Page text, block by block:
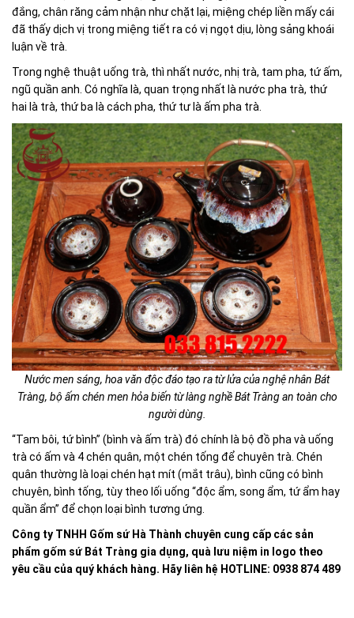
đắng, chân răng cảm nhận như chặt lại, miệng chép liền mấy cái
đã thấy dịch vị trong miệng tiết ra có vị ngọt dịu, lòng sảng khoái
luận về trà.
Trong nghệ thuật uống trà, thì nhất nước, nhị trà, tam pha, tứ ấm,
ngũ quần anh. Có nghĩa là, quan trọng nhất là nước pha trà, thứ
hai là trà, thứ ba là cách pha, thứ tư là ấm pha trà.
Nước men sáng, hoa văn độc đáo tạo ra từ lửa của nghệ nhân Bát
Tràng, bộ ấm chén men hỏa biến từ làng nghề Bát Tràng an toàn cho
người dùng.
“Tam bôi, tứ bình” (bình và ấm trà) đó chính là bộ đồ pha và uống
trà có ấm và 4 chén quân, một chén tống để chuyên trà. Chén
quân thường là loại chén hạt mít (mắt trâu), bình cũng có bình
chuyên, bình tống, tùy theo lối uống “độc ẩm, song ẩm, tứ ẩm hay
quần ẩm” để chọn loại bình tương ứng.
Công ty TNHH Gốm sứ Hà Thành chuyên cung cấp các sản
phẩm gốm sứ Bát Tràng gia dụng, quà lưu niệm in logo theo
yêu cầu của quý khách hàng. Hãy liên hệ HOTLINE: 0938 874 489